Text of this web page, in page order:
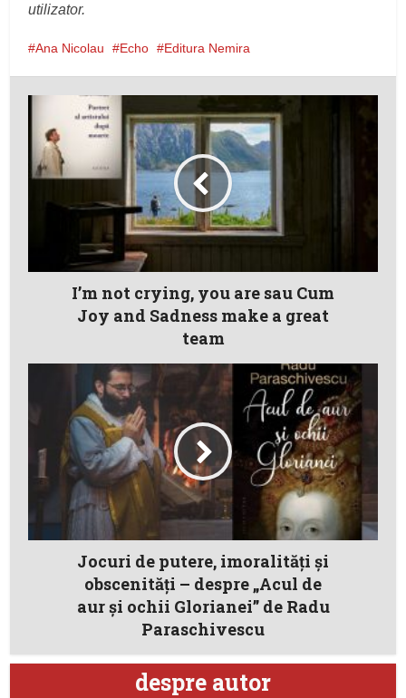
utilizator.
Ana Nicolau Echo Editura Nemira
I’m not crying, you are sau Cum
Joy and Sadness make a great
team
Jocuri de putere, imoralităţi şi
obscenităţi – despre „Acul de
aur şi ochii Glorianei” de Radu
Paraschivescu
despre autor